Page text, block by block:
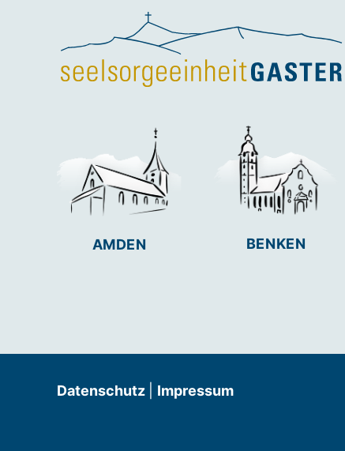
AMDEN BENKEN
Datenschutz Impressum